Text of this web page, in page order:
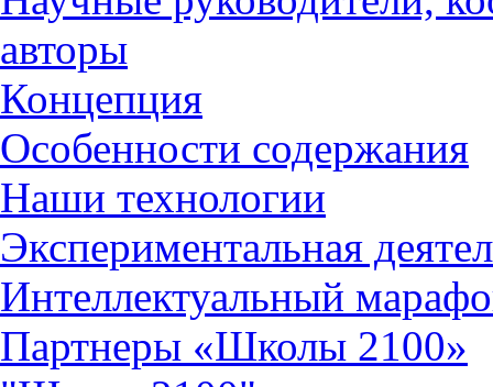
авторы
Концепция
Особенности содержания
Наши технологии
Экспериментальная
Интеллектуальный
Партнеры «Школы 2100»